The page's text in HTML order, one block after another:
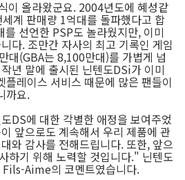
이 올라왔군요. 2004년도에 혜성같
계 판매량 1억대를 돌파했다고 합
선언한 PSP도 놀라웠지만, 이미
다. 조만간 자사의 최고 기록인 게임
대(GBA는 8,100만대)를 가볍게 넘
년 말에 출시된 닌텐도DSi가 이미
레이스 서비스 때문에 많은 팬들이
까요.
DS에 대한 각별한 애정을 보여주었
앞으로도 계속해서 우리 제품에 관
와 감사를 전해드립니다. 또한, 앞으
하기 위해 노력할 것입니다." 닌텐도
Aime의 코멘트였습니다.